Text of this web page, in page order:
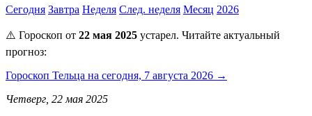
Сегодня Завтра Неделя След. неделя Месяц 2026
⚠️ Гороскоп от 22 мая 2025 устарел. Читайте актуальный
прогноз:
Гороскоп Тельца на сегодня, 7 августа 2026 →
Четверг, 22 мая 2025